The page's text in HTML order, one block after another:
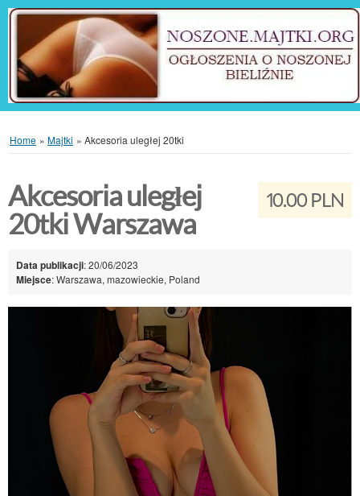
Home » Majtki » Akcesoria uległej 20tki
10.00 PLN
Akcesoria uległej
20tki Warszawa
Data publikacji: 20/06/2023
Miejsce: Warszawa, mazowieckie, Poland